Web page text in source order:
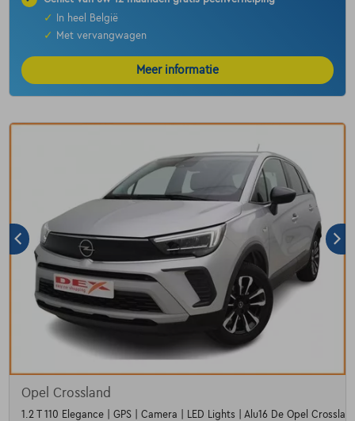
✓
In heel België
✓
Met vervangwagen
Meer informatie
Opel Crossland
1.2 T 110 Elegance | GPS | Camera | LED Lights | Alu16 De Opel